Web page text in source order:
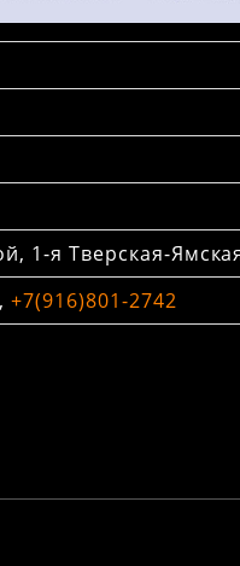
1-я Тверская-
, +7(916)801-2742